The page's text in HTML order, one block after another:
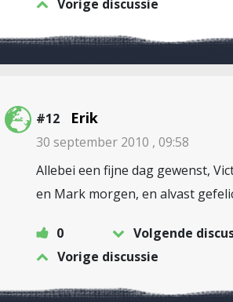
Vorige discussie
#12 Erik
30 september 2010 , 09:58
Allebei een fijne dag gewenst,
en Mark morgen, en alvast
0
Volgende
Vorige discussie